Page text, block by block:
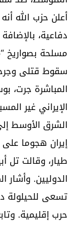
أعلن حزب الله
دفاعية،
سقوط قتلى
المباشرة جرت،
الإيراني غير
إيران هجوما على
طيار، وقالت تل
الدوليين. وأشار
تسعى للحيلولة
حرب إقليمية.